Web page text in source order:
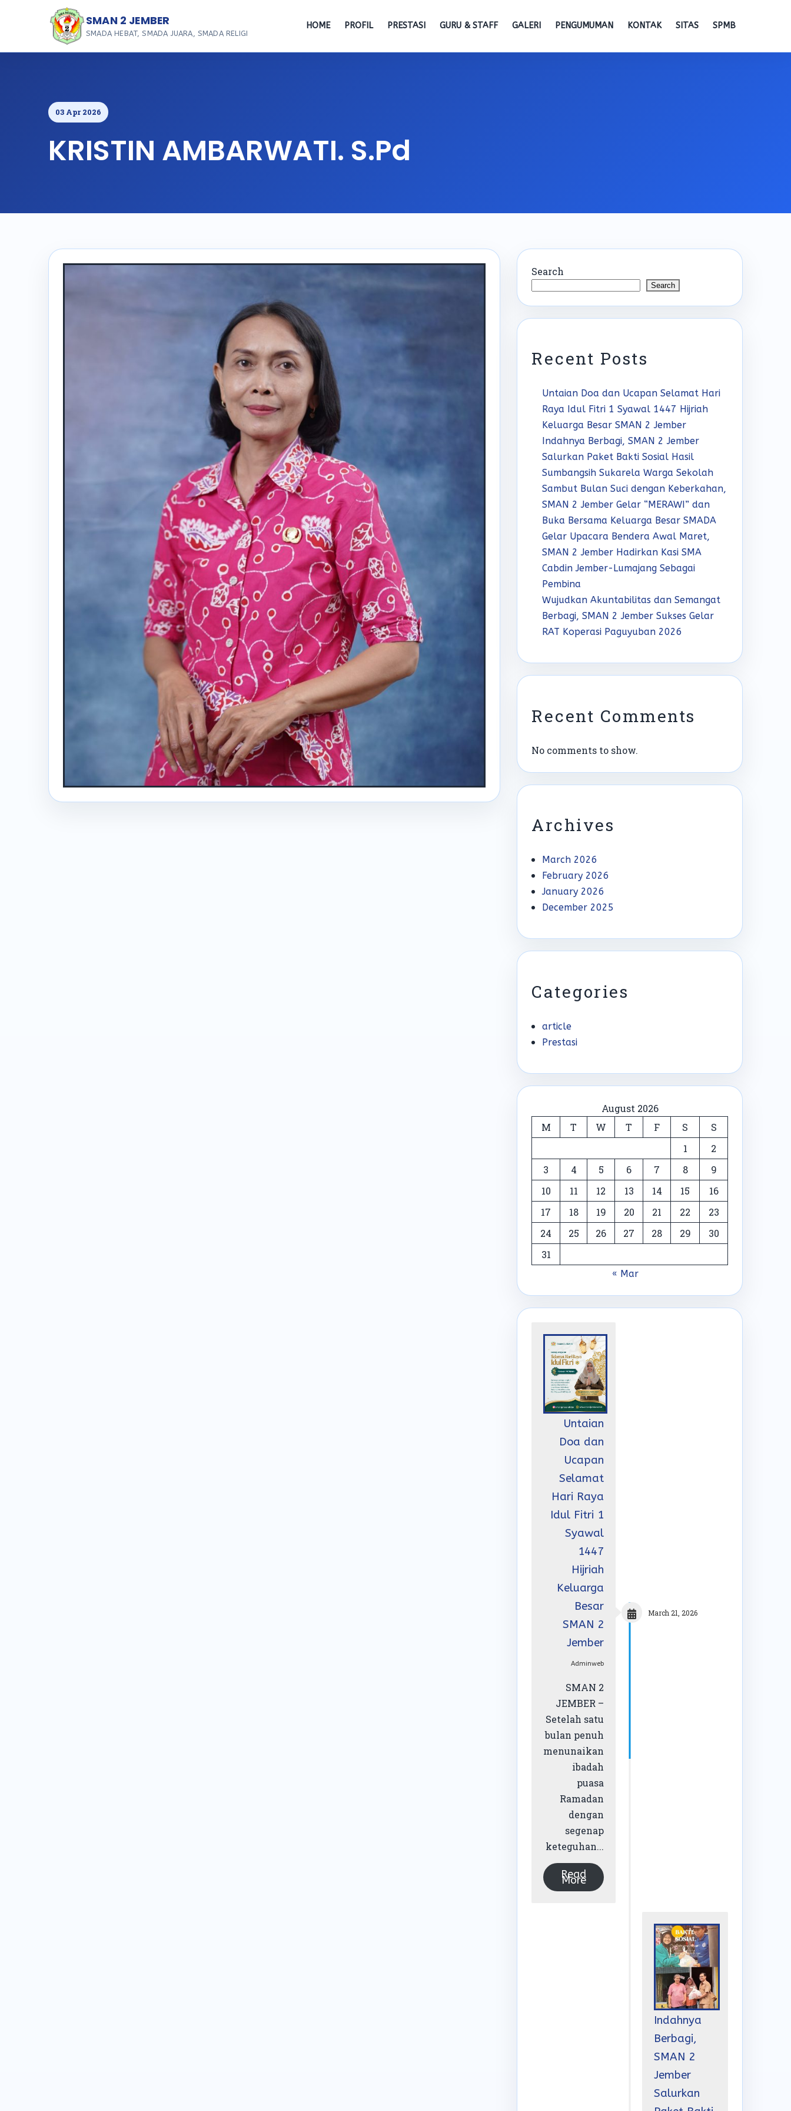
SMAN 2 JEMBER
SMADA HEBAT, SMADA JUARA, SMADA RELIGI
HOME PROFIL PRESTASI GURU & STAFF GALERI PENGUMUMAN KONTAK SITAS SPMB
03 Apr 2026
KRISTIN AMBARWATI. S.Pd
Search
Search
Recent Posts
Untaian Doa dan Ucapan Selamat Hari
Raya Idul Fitri 1 Syawal 1447 Hijriah
Keluarga Besar SMAN 2 Jember
Indahnya Berbagi, SMAN 2 Jember
Salurkan Paket Bakti Sosial Hasil
Sumbangsih Sukarela Warga Sekolah
Sambut Bulan Suci dengan Keberkahan,
SMAN 2 Jember Gelar “MERAWI” dan
Buka Bersama Keluarga Besar SMADA
Gelar Upacara Bendera Awal Maret,
SMAN 2 Jember Hadirkan Kasi SMA
Cabdin Jember-Lumajang Sebagai
Pembina
Wujudkan Akuntabilitas dan Semangat
Berbagi, SMAN 2 Jember Sukses Gelar
RAT Koperasi Paguyuban 2026
Recent Comments
No comments to show.
Archives
March 2026
February 2026
January 2026
December 2025
Categories
article
Prestasi
August 2026
M
T W T F S
S
1
2
3
4 5 6 7 8
9
10
11 12 13 14 15
16
17
18 19 20 21 22
23
24
25 26 27 28 29
30
31
« Mar
Untaian
Doa dan
Ucapan
Selamat
Hari Raya
Idul Fitri 1
Syawal
1447
Hijriah
Keluarga
Besar
SMAN 2
Jember
Adminweb
SMAN 2
JEMBER –
Setelah satu
bulan penuh
menunaikan
ibadah
puasa
Ramadan
dengan
segenap
keteguhan...
Read
More
March 21, 2026
Indahnya
Berbagi,
SMAN 2
Jember
Salurkan